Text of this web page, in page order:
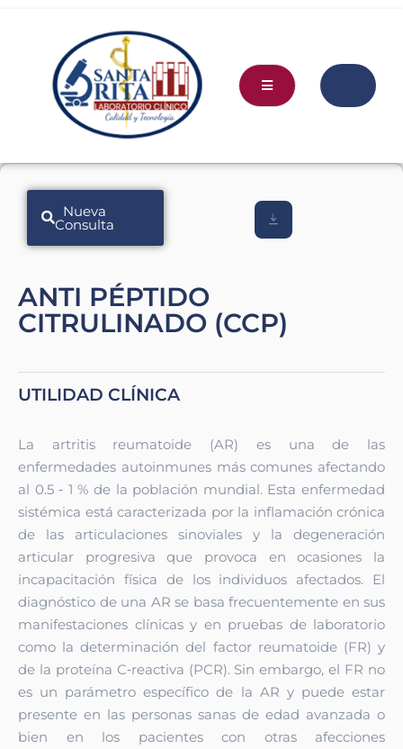
Nueva
Consulta
ANTI PÉPTIDO
CITRULINADO (CCP)
UTILIDAD CLÍNICA
La artritis reumatoide (AR) es una de las
enfermedades autoinmunes más comunes afectando
al 0.5 ‑ 1 % de la población mundial. Esta enfermedad
sistémica está caracterizada por la inflamación crónica
de las articulaciones sinoviales y la degeneración
articular progresiva que provoca en ocasiones la
incapacitación física de los individuos afectados. El
diagnóstico de una AR se basa frecuentemente en sus
manifestaciones clínicas y en pruebas de laboratorio
como la determinación del factor reumatoide (FR) y
de la proteína C‑reactiva (PCR). Sin embargo, el FR no
es un parámetro específico de la AR y puede estar
presente en las personas sanas de edad avanzada o
bien en los pacientes con otras afecciones